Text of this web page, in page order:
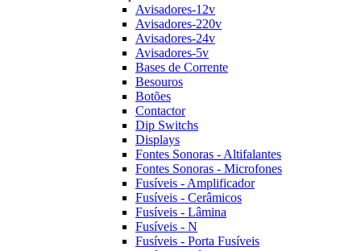
Avisadores-12v
Avisadores-220v
Avisadores-24v
Avisadores-5v
Bases de Corrente
Besouros
Botões
Contactor
Dip Switchs
Displays
Fontes Sonoras - Altifalantes
Fontes Sonoras - Microfones
Fusíveis - Amplificador
Fusíveis - Cerâmicos
Fusíveis - Lâmina
Fusíveis - N
Fusíveis - Porta Fusíveis